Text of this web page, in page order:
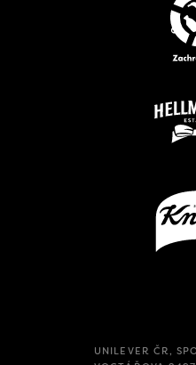
UNILEVER ČR,